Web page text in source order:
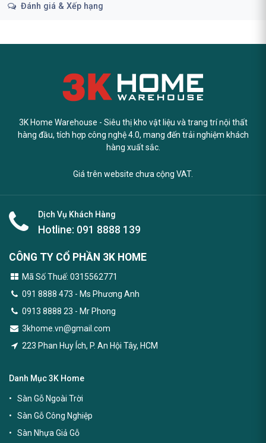
Đánh giá & Xếp hạng
3K Home Warehouse - Siêu thị kho vật liệu và trang trí nội thất
hàng đầu, tích hợp công nghệ 4.0, mang đến trải nghiệm khách
hàng xuất sắc.
Giá trên website chưa cộng VAT.
Dịch Vụ Khách Hàng
Hotline: 091 8888 139
CÔNG TY CỔ PHẦN 3K HOME
Mã Số Thuế: 0315562771
091 8888 473 - Ms Phương Anh
0913 8888 23 - Mr Phong
3khome.vn@gmail.com
223 Phan Huy Ích, P. An Hội Tây, HCM
Danh Mục 3K Home
Sàn Gỗ Ngoài Trời
Sàn Gỗ Công Nghiệp
Sàn Nhựa Giả Gỗ